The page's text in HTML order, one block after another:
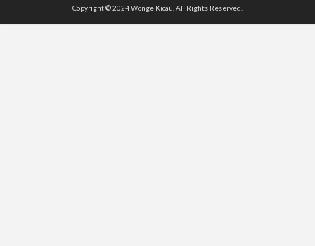
Copyright © 2024 Wonge Kicau, All Rights Reserved.